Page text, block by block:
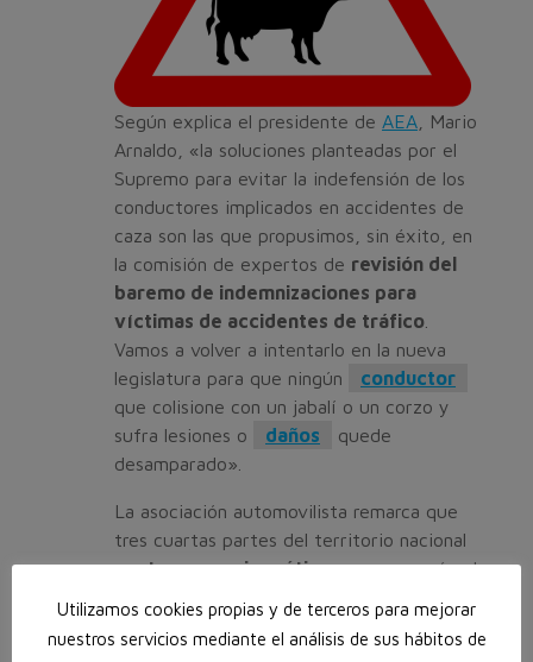
Según explica el presidente de AEA , Mario
Arnaldo, «la soluciones planteadas por el
Supremo para evitar la indefensión de los
conductores implicados en accidentes de
caza son las que propusimos, sin éxito, en
la comisión de expertos de revisión del
baremo de indemnizaciones para
víctimas de accidentes de tráfico
Vamos a volver a intentarlo en la nueva
legislatura para que ningún
conductor
que colisione con un jabalí o un corzo y
sufra lesiones o
daños
quede
desamparado».
La asociación automovilista remarca que
tres cuartas partes del territorio nacional
sonterrenos cinegéticos, y que según el
expedidas para realizar una actividad que
Utilizamos cookies propias y de terceros para mejorar
nuestros servicios mediante el análisis de sus hábitos de